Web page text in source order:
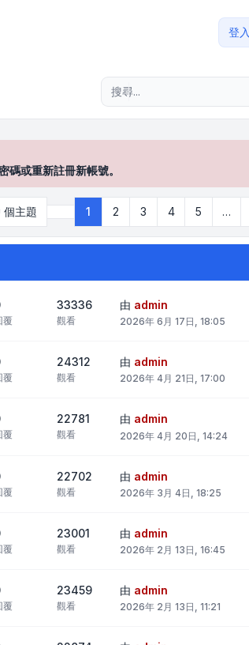
登入
或重新註冊新帳號。
個主題 第1 頁 (共 75 頁)
1 2 3 4 5 …
覆
33336
觀看
由 admin
2026年 6月 17日, 18:05
覆
24312
觀看
由 admin
2026年 4月 21日, 17:00
覆
22781
觀看
由 admin
2026年 4月 20日, 14:24
覆
22702
觀看
由 admin
2026年 3月 4日, 18:25
覆
23001
觀看
由 admin
2026年 2月 13日, 16:45
覆
23459
觀看
由 admin
2026年 2月 13日, 11:21